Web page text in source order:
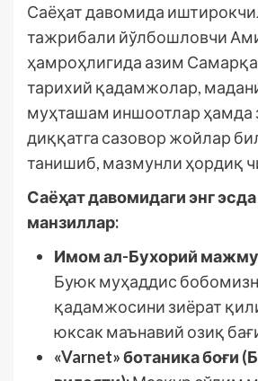
Саёҳат давомида
тажрибали йўлбошловчи
ҳамроҳлигида азим
тарихий қадамжолар,
муҳташам иншоотлар ҳамда
диққатга сазовор жойлар
танишиб, мазмунли ҳордиқ
Саёҳат давомидаги энг
манзиллар:
Имом ал-Бухорий
Буюк муҳаддис
қадамжосини зиёрат
юксак маънавий озиқ
«Varnet» ботаника боғи